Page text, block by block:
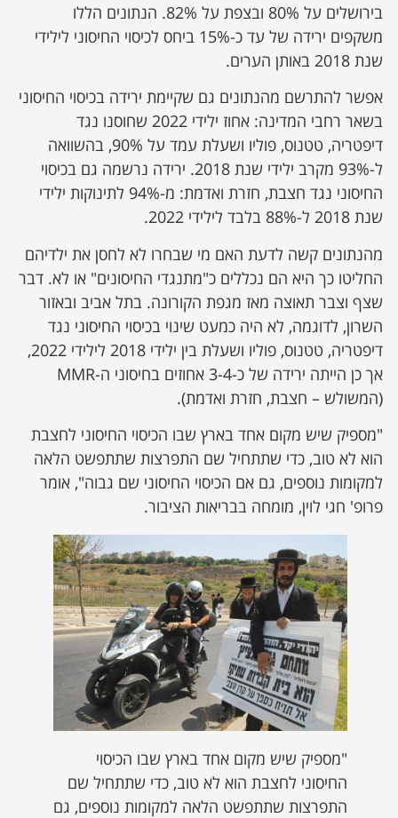
בירושלים על 80% ובצפת על 82%. הנתונים הללו
משקפים ירידה של עד כ-15% ביחס לכיסוי החיסוני לילידי
שנת 2018 באותן הערים.
אפשר להתרשם מהנתונים גם שקיימת ירידה בכיסוי החיסוני
בשאר רחבי המדינה: אחוז ילידי 2022 שחוסנו נגד
דיפטריה, טטנוס, פוליו ושעלת עמד על 90%, בהשוואה
ל-93% מקרב ילידי שנת 2018. ירידה נרשמה גם בכיסוי
החיסוני נגד חצבת, חזרת ואדמת: מ-94% לתינוקות ילידי
שנת 2018 ל-88% בלבד לילידי 2022.
מהנתונים קשה לדעת האם מי שבחרו לא לחסן את ילדיהם
החליטו כך היא הם נכללים כ"מתנגדי החיסונים" או לא. דבר
שצף וצבר תאוצה מאז מגפת הקורונה. בתל אביב ובאזור
השרון, לדוגמה, לא היה כמעט שינוי בכיסוי החיסוני נגד
דיפטריה, טטנוס, פוליו ושעלת בין ילידי 2018 לילידי 2022,
אך כן הייתה ירידה של כ-3-4 אחוזים בחיסוני ה-MMR
(המשולש – חצבת, חזרת ואדמת).
"מספיק שיש מקום אחד בארץ שבו הכיסוי החיסוני לחצבת
הוא לא טוב, כדי שתתחיל שם התפרצות שתתפשט הלאה
למקומות נוספים, גם אם הכיסוי החיסוני שם גבוה", אומר
פרופ' חגי לוין, מומחה בבריאות הציבור.
"מספיק שיש מקום אחד בארץ שבו הכיסוי
החיסוני לחצבת הוא לא טוב, כדי שתתחיל שם
התפרצות שתתפשט הלאה למקומות נוספים, גם